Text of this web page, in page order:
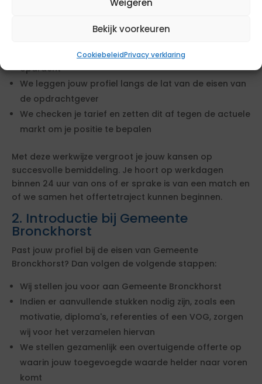
Bekijk voorkeuren
CookiebeleidPrivacy verklaring
direct met het beoordelen van een mogelijke match.
We bekijken of jouw ervaring en cv aansluiten bij de
opdracht
We leggen jouw profiel langs de lat van de eisen van
de opdrachtgever
We checken je tarief en zetten dit af tegen de actuele
markt om je positie te bepalen
Met deze werkwijze vergroot je jouw kansen op
succesvolle bemiddeling. Je hoort op werkdagen
binnen 24 uur van ons of er sprake is van een match en
of we samen het offertetraject kunnen beginnen.
2. Introductie bij Gemeente
Bronckhorst
Past jouw profiel bij de eisen van Gemeente
Bronckhorst? Dan volgen de volgende stappen:
Wij stellen jou voor aan Gemeente Bronckhorst
Indien er aanvullende stukken nodig zijn, zoals een
motivatie, diploma's, referenties of een VOG, zorgen
wij voor het verzamelen hiervan
We stellen gezamenlijk een overtuigende offerte op
waarin jouw toegevoegde waarde helder naar voren
komt